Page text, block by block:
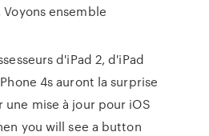
ensemble
d'iPad 2, d'iPad
4s auront la surprise
mise à jour pour iOS
you will see a button